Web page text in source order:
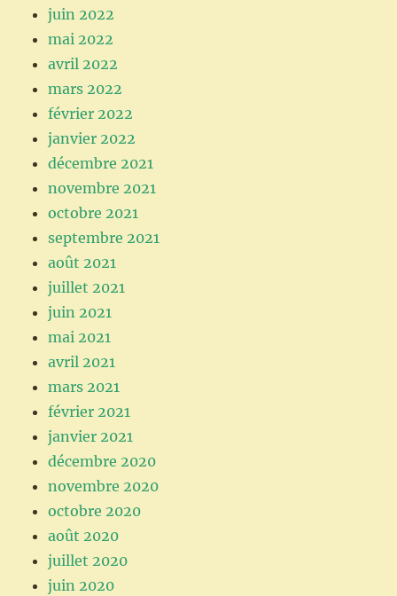
juin 2022
mai 2022
avril 2022
mars 2022
février 2022
janvier 2022
décembre 2021
novembre 2021
octobre 2021
septembre 2021
août 2021
juillet 2021
juin 2021
mai 2021
avril 2021
mars 2021
février 2021
janvier 2021
décembre 2020
novembre 2020
octobre 2020
août 2020
juillet 2020
juin 2020